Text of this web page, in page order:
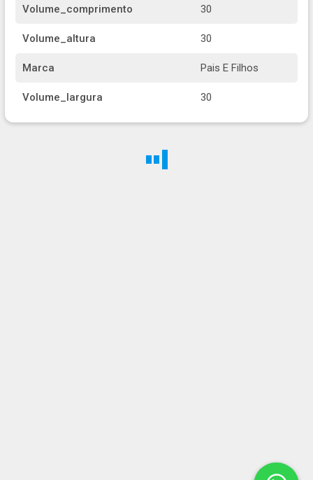
Volume_comprimento 30
Volume_altura 30
Marca Pais E Filhos
Volume_largura 30